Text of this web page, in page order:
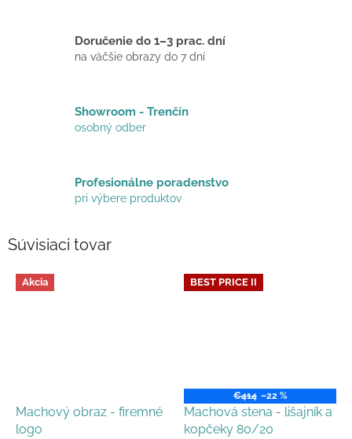
Doručenie do 1–3 prac. dní
na väčšie obrazy do 7 dní
Showroom - Trenčín
osobný odber
Profesionálne poradenstvo
pri výbere produktov
Súvisiaci tovar
Akcia
Machový obraz - firemné
logo
BEST PRICE II
€414 –22 %
Machová stena - lišajník a
kopčeky 80/20